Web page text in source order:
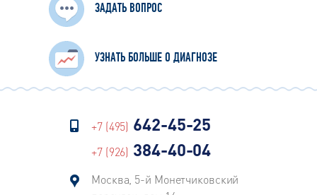
ЗАДАТЬ ВОПРОС
УЗНАТЬ БОЛЬШЕ О ДИАГНОЗЕ
+7 (495) 642-45-25
+7 (926) 384-40-04
Москва, 5-й Монетчиковский